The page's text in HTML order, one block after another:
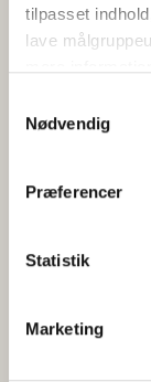
tilpasset
lave
tilbage eller
dens
Nødvendig
Præferencer
Statistik
Marketing
+